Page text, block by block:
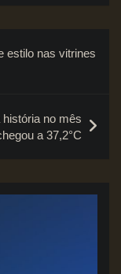
estilo nas vitrines
no mês
a 37,2°C